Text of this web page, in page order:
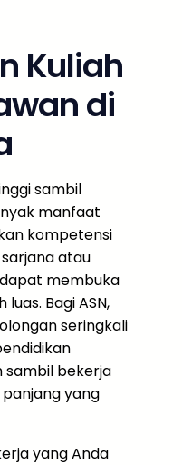
Kuliah
di
sambil
manfaat
kompetensi
atau
membuka
Bagi ASN,
seringkali
sambil bekerja
yang
yang Anda